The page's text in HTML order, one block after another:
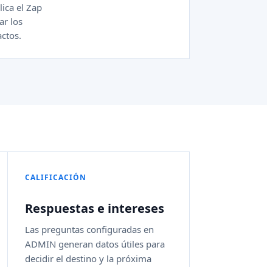
el Zap
los
CALIFICACIÓN
Respuestas e intereses
Las preguntas configuradas en
ADMIN generan datos útiles para
decidir el destino y la próxima